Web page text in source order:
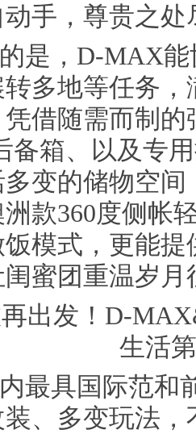
手，尊贵之处
，D-MAX能
多地等任务
借随需而制
备箱、以及专
变的储物空
款360度侧帐
模式，更能
蜜团重温岁
具国际范和
、多变玩法